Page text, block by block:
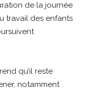
de la journée
travail des enfants
qu’il reste
notamment